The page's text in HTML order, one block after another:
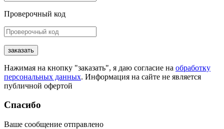
Проверочный код
заказать
Нажимая на кнопку "заказать", я даю согласие на обработку
персональных данных. Информация на сайте не является
публичной офертой
Спасибо
Ваше сообщение отправлено